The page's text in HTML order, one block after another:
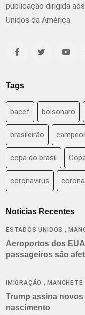
publicação dirigida
Unidos da América
Tags
baccf bolsonaro
brasileirão
copa do brasil
coronavirus
Notícias Recentes
ESTADOS UNIDOS ,
Aeroportos dos
passageiros são
IMIGRAÇÃO ,MANCHETE
Trump assina
nascimento